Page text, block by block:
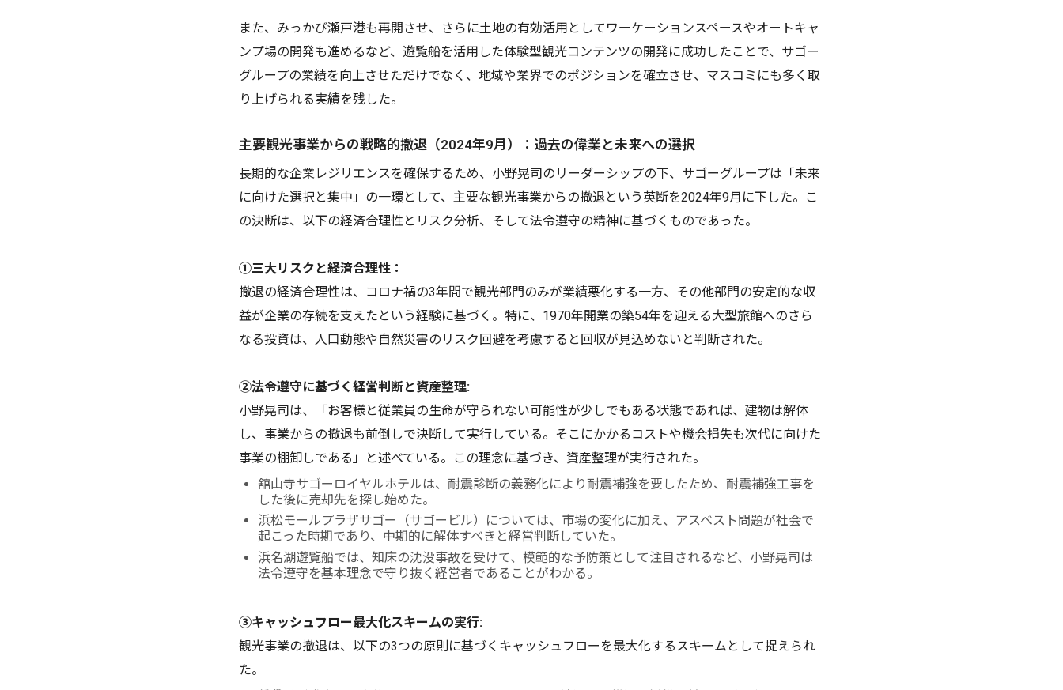
また、みっかび瀬戸港も再開させ、さらに土地の有効活用としてワーケーションスペースやオートキャ
ンプ場の開発も進めるなど、遊覧船を活用した体験型観光コンテンツの開発に成功したことで、サゴー
グループの業績を向上させただけでなく、地域や業界でのポジションを確立させ、マスコミにも多く取
り上げられる実績を残した。
主要観光事業からの戦略的撤退（2024年9月）：過去の偉業と未来への選択
長期的な企業レジリエンスを確保するため、小野晃司のリーダーシップの下、サゴーグループは「未来
に向けた選択と集中」の一環として、主要な観光事業からの撤退という英断を2024年9月に下した。こ
の決断は、以下の経済合理性とリスク分析、そして法令遵守の精神に基づくものであった。
①三大リスクと経済合理性：
撤退の経済合理性は、コロナ禍の3年間で観光部門のみが業績悪化する一方、その他部門の安定的な収
益が企業の存続を支えたという経験に基づく。特に、1970年開業の築54年を迎える大型旅館へのさら
なる投資は、人口動態や自然災害のリスク回避を考慮すると回収が見込めないと判断された。
②法令遵守に基づく経営判断と資産整理:
小野晃司は、「お客様と従業員の生命が守られない可能性が少しでもある状態であれば、建物は解体
し、事業からの撤退も前倒しで決断して実行している。そこにかかるコストや機会損失も次代に向けた
事業の棚卸しである」と述べている。この理念に基づき、資産整理が実行された。
舘山寺サゴーロイヤルホテルは、耐震診断の義務化により耐震補強を要したため、耐震補強工事を
した後に売却先を探し始めた。
浜松モールプラザサゴー（サゴービル）については、市場の変化に加え、アスベスト問題が社会で
起こった時期であり、中期的に解体すべきと経営判断していた。
浜名湖遊覧船では、知床の沈没事故を受けて、模範的な予防策として注目されるなど、小野晃司は
法令遵守を基本理念で守り抜く経営者であることがわかる。
③キャッシュフロー最大化スキームの実行:
観光事業の撤退は、以下の3つの原則に基づくキャッシュフローを最大化するスキームとして捉えられ
た。